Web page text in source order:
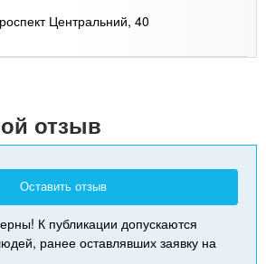
Центральний, 40
отзыв
Оставить отзыв
К публикации допускаются
ранее оставлявших заявку на